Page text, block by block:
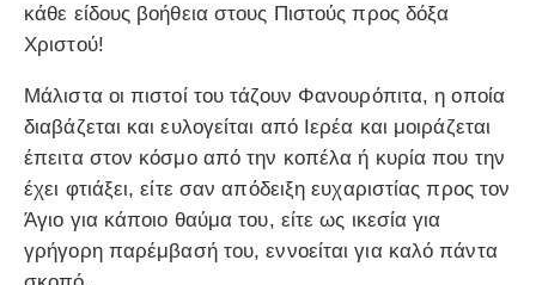
κάθε είδους βοήθεια στους Πιστούς προς δόξα
Χριστού!
Μάλιστα οι πιστοί του τάζουν Φανουρόπιτα, η οποία
διαβάζεται και ευλογείται από Ιερέα και μοιράζεται
έπειτα στον κόσμο από την κοπέλα ή κυρία που την
έχει φτιάξει, είτε σαν απόδειξη ευχαριστίας προς τον
Άγιο για κάποιο θαύμα του, είτε ως ικεσία για
γρήγορη παρέμβασή του, εννοείται για καλό πάντα